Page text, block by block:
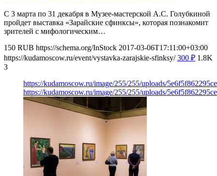
С 3 марта по 31 декабря в Музее-мастерской А.С. Голубкиной
пройдет выставка «Зарайские сфинксы», которая познакомит
зрителей с мифологическим…
150 RUB https://schema.org/InStock 2017-03-06T17:11:00+03:00
https://kudamoscow.ru/event/vystavka-zarajskie-sfinksy/ 300 ₽ 1.8K
3
https://kudamoscow.ru/image/255/255/uploads/
https://kudamoscow.ru/image/255/255/uploads/